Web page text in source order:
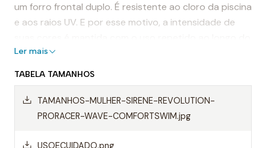
um forro frontal duplo. É resistente ao cloro da piscina
e aos raios UV. E por esse motivo, a intensidade de
tempo.
É considerado um dos fatos de banho mais
resistentes do mundo.
Destaques:
Ler mais
TABELA TAMANHOS
TAMANHOS-MULHER-SIRENE-REVOLUTION-
PRORACER-WAVE-COMFORTSWIM.jpg
USOECUIDADO.png